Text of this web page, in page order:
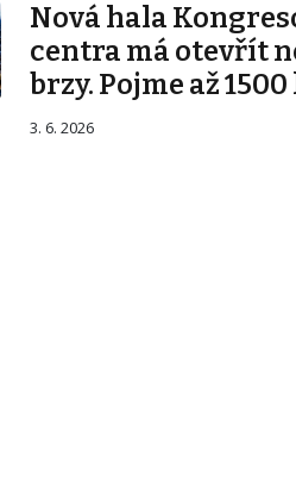
Nová hala
centra má otevřít
brzy. Pojme až
3. 6. 2026